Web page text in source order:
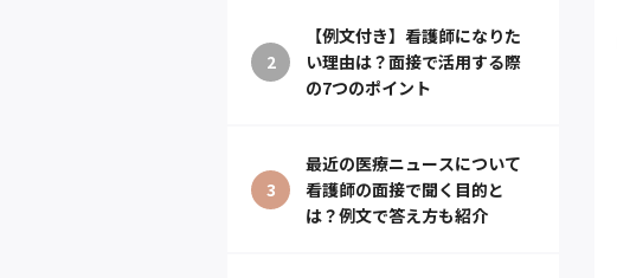
2
【例文付き】看護師になりた
い理由は？面接で活用する際
の7つのポイント
3
最近の医療ニュースについて
看護師の面接で聞く目的と
は？例文で答え方も紹介